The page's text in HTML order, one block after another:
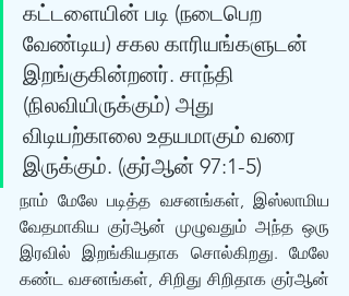
கட்டளையின் படி (நடைபெற
வேண்டிய) சகல காரியங்களுடன்
இறங்குகின்றனர். சாந்தி
(நிலவியிருக்கும்) அது
விடியற்காலை உதயமாகும் வரை
இருக்கும். (குர்‍ஆன் 97:1-5)
நாம் மேலே படித்த வசனங்கள், இஸ்லாமிய
வேதமாகிய குர்‍ஆன் முழுவதும் அந்த ஒரு
இரவில் இறங்கியதாக சொல்கிறது. மேலே
கண்ட வசனங்கள், சிறிது சிறிதாக குர்‍ஆன்